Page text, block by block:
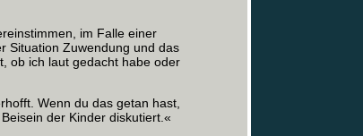
im Falle einer
Situation Zuwendung und das
ob ich laut gedacht habe oder
Wenn du das getan hast,
der Kinder diskutiert.«